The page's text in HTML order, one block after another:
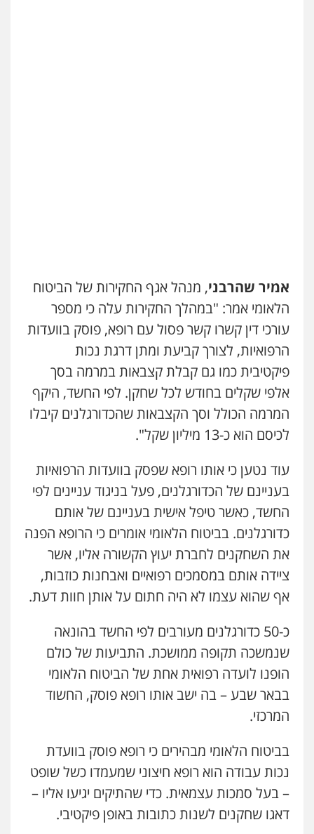
אמיר שהרבני, מנהל אגף החקירות של הביטוח
הלאומי אמר: "במהלך החקירות עלה כי מספר
עורכי דין קשרו קשר פסול עם רופא, פוסק בוועדות
הרפואיות, לצורך קביעת ומתן דרגת נכות
פיקטיבית כמו גם קבלת קצבאות במרמה בסך
אלפי שקלים בחודש לכל שחקן. לפי החשד, היקף
המרמה הכולל וסך הקצבאות שהכדורגלנים קיבלו
לכיסם הוא כ-13 מיליון שקל".
עוד נטען כי אותו רופא שפסק בוועדות הרפואיות
בעניינם של הכדורגלנים, פעל בניגוד עניינים לפי
החשד, כאשר טיפל אישית בעניינם של אותם
כדורגלנים. בביטוח הלאומי אומרים כי הרופא הפנה
את השחקנים לחברת יעוץ הקשורה אליו, אשר
ציידה אותם במסמכים רפואיים ואבחנות כוזבות,
אף שהוא עצמו לא היה חתום על אותן חוות דעת.
כ-50 כדורגלנים מעורבים לפי החשד בהונאה
שנמשכה תקופה ממושכת. התביעות של כולם
הופנו לועדה רפואית אחת של הביטוח הלאומי
בבאר שבע – בה ישב אותו רופא פוסק, החשוד
המרכזי.
בביטוח הלאומי מבהירים כי רופא פוסק בוועדת
נכות עבודה הוא רופא חיצוני שמעמדו כשל שופט
– בעל סמכות עצמאית. כדי שהתיקים יגיעו אליו –
דאגו שחקנים לשנות כתובות באופן פיקטיבי.